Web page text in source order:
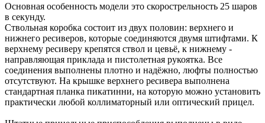
Основная особенность модели это скорострельность 25 шаров
в секунду.
Ствольная коробка состоит из двух половин: верхнего и
нижнего ресиверов, которые соединяются двумя штифтами. К
верхнему ресиверу крепятся ствол и цевьё, к нижнему -
направляющая приклада и пистолетная рукоятка. Все
соединения выполнены плотно и надёжно, люфты полностью
отсутствуют. На крышке верхнего ресивера выполнена
стандартная планка пикатинни, на которую можно установить
практически любой коллиматорный или оптический прицел.